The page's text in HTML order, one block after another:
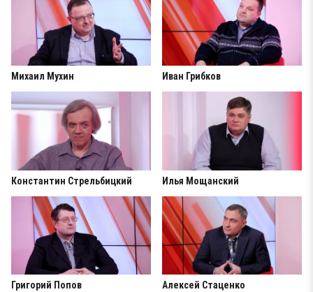
Михаил Мухин Иван Грибков
Константин Стрельбицкий Илья Мощанский
Григорий Попов Алексей Стаценко